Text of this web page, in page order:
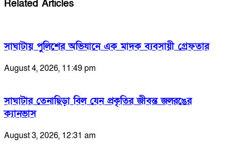
Related Articles
সাঘাটায় পুলিশের অভিযানে এক মাদক ব্যবসায়ী গ্রেফতার
August 4, 2026, 11:49 pm
সাঘাটার তেনাছিড়া বিল যেন প্রকৃতির জীবন্ত জলরঙের
ক্যানভাস
August 3, 2026, 12:31 am